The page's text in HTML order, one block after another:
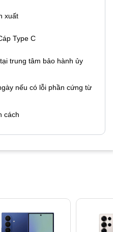
xuất
Type C
trung tâm bảo hành ủy
nếu có lỗi phần cứng từ
cách